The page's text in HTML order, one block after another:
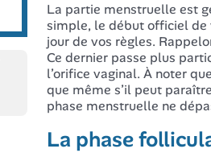
La partie menstruelle est
simple, le début officiel
jour de vos règles.
Ce dernier passe plus
l’orifice vaginal. À noter
que même s’il peut
phase menstruelle ne
La phase